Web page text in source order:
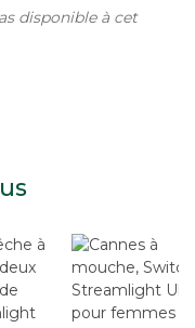
disponible à cet